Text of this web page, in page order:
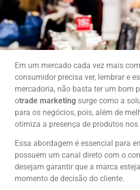
Em um mercado cada vez mais
consumidor precisa ver, lembrar e
mercadoria, não basta ter um bom
otrade marketing surge como a
para os negócios, pois, além de
otimiza a presença de produtos
Essa abordagem é essencial para
possuem um canal direto com o
desejam garantir que a marca
momento de decisão do cliente.